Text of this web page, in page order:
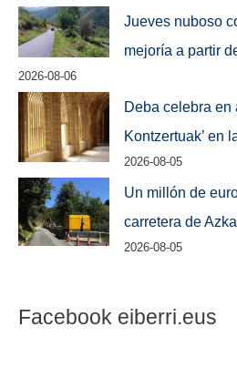
Jueves nuboso
mejoría a partir
2026-08-06
Deba celebra en
Kontzertuak’ en
2026-08-05
Un millón de
carretera de
2026-08-05
Facebook eiberri.eus